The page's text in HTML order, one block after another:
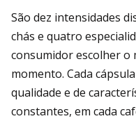
São dez intensidades
chás e quatro
consumidor escolher o
momento. Cada
qualidade e de
constantes, em cada